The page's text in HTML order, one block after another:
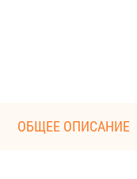
ОБЩЕЕ ОПИСАНИЕ